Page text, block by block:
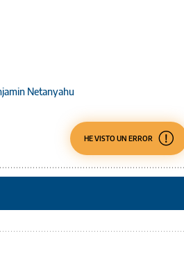
Netanyahu
HE VISTO UN ERROR